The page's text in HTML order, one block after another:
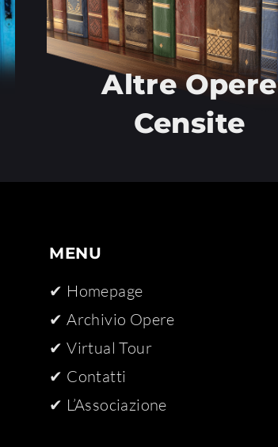
Altre Opere
Censite
MENU
✔ Homepage
✔ Archivio Opere​
✔ Virtual Tour
✔ Contatti
✔ L’Associazione